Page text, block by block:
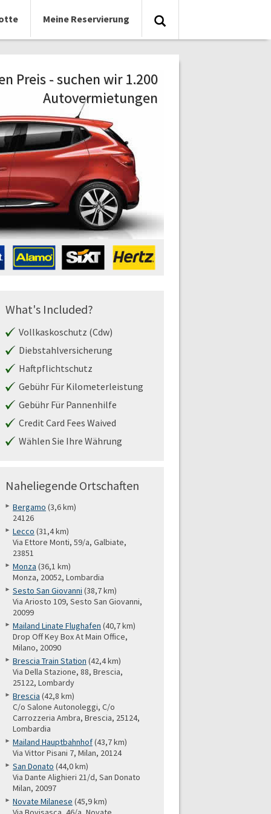
Meine Reservierung
Preis - suchen wir 1.200
Autovermietungen
What's Included?
Vollkaskoschutz (Cdw)
Diebstahlversicherung
Haftpflichtschutz
Gebühr Für Kilometerleistung
Gebühr Für Pannenhilfe
Credit Card Fees Waived
Wählen Sie Ihre Währung
Naheliegende Ortschaften
Bergamo (3,6 km)
24126
Lecco (31,4 km)
Via Ettore Monti, 59/a, Galbiate,
23851
Monza (36,1 km)
Monza, 20052, Lombardia
Sesto San Giovanni (38,7 km)
Via Ariosto 109, Sesto San Giovanni,
20099
Mailand Linate Flughafen (40,7 km)
Drop Off Key Box At Main Office,
Milano, 20090
Brescia Train Station (42,4 km)
Via Della Stazione, 88, Brescia,
25122, Lombardy
Brescia (42,8 km)
C/o Salone Autonoleggi, C/o
Carrozzeria Ambra, Brescia, 25124,
Lombardia
Mailand Hauptbahnhof(43,7 km)
Via Vittor Pisani 7, Milan, 20124
San Donato (44,0 km)
Via Dante Alighieri 21/d, San Donato
Milan, 20097
Novate Milanese (45,9 km)